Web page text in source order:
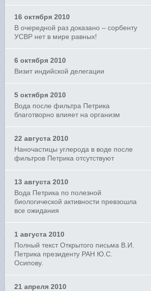
16 октября 2010
В очередной раз доказано – сорбенту
УСВР нет в мире равных!
6 октября 2010
Визит индийской делегации
5 октября 2010
Вода после фильтра Петрика
благотворно влияет на организм
22 августа 2010
Наночастицы углерода в воде после
фильтров Петрика отсутствуют
13 августа 2010
Вода Петрика по полезной
биологической активности превзошла
все ожидания
1 августа 2010
Полный текст Открытого письма В.И.
Петрика президенту РАН Ю.С.
Осипову.
21 апреля 2010